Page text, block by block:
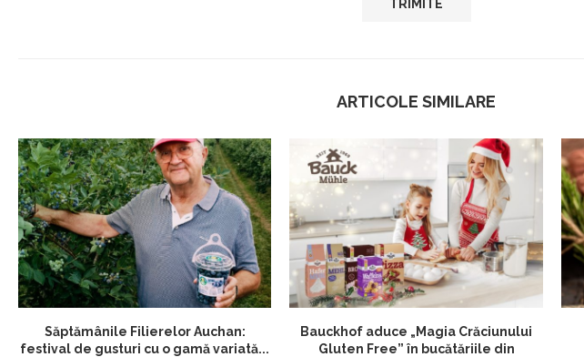
ARTICOLE SIMILARE
Săptămânile Filierelor Auchan:
festival de gusturi cu o gamă variată...
Bauckhof aduce „Magia Crăciunului
Gluten Free” în bucătăriile din